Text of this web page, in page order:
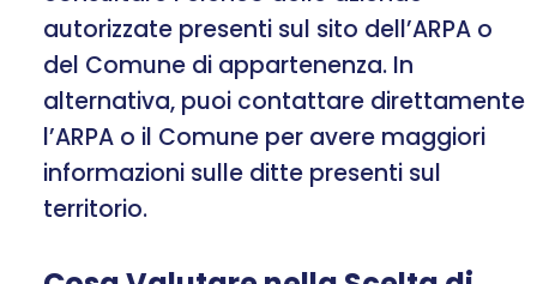
autorizzate presenti sul sito dell’ARPA o
del Comune di appartenenza. In
alternativa, puoi contattare direttamente
l’ARPA o il Comune per avere maggiori
informazioni sulle ditte presenti sul
territorio.